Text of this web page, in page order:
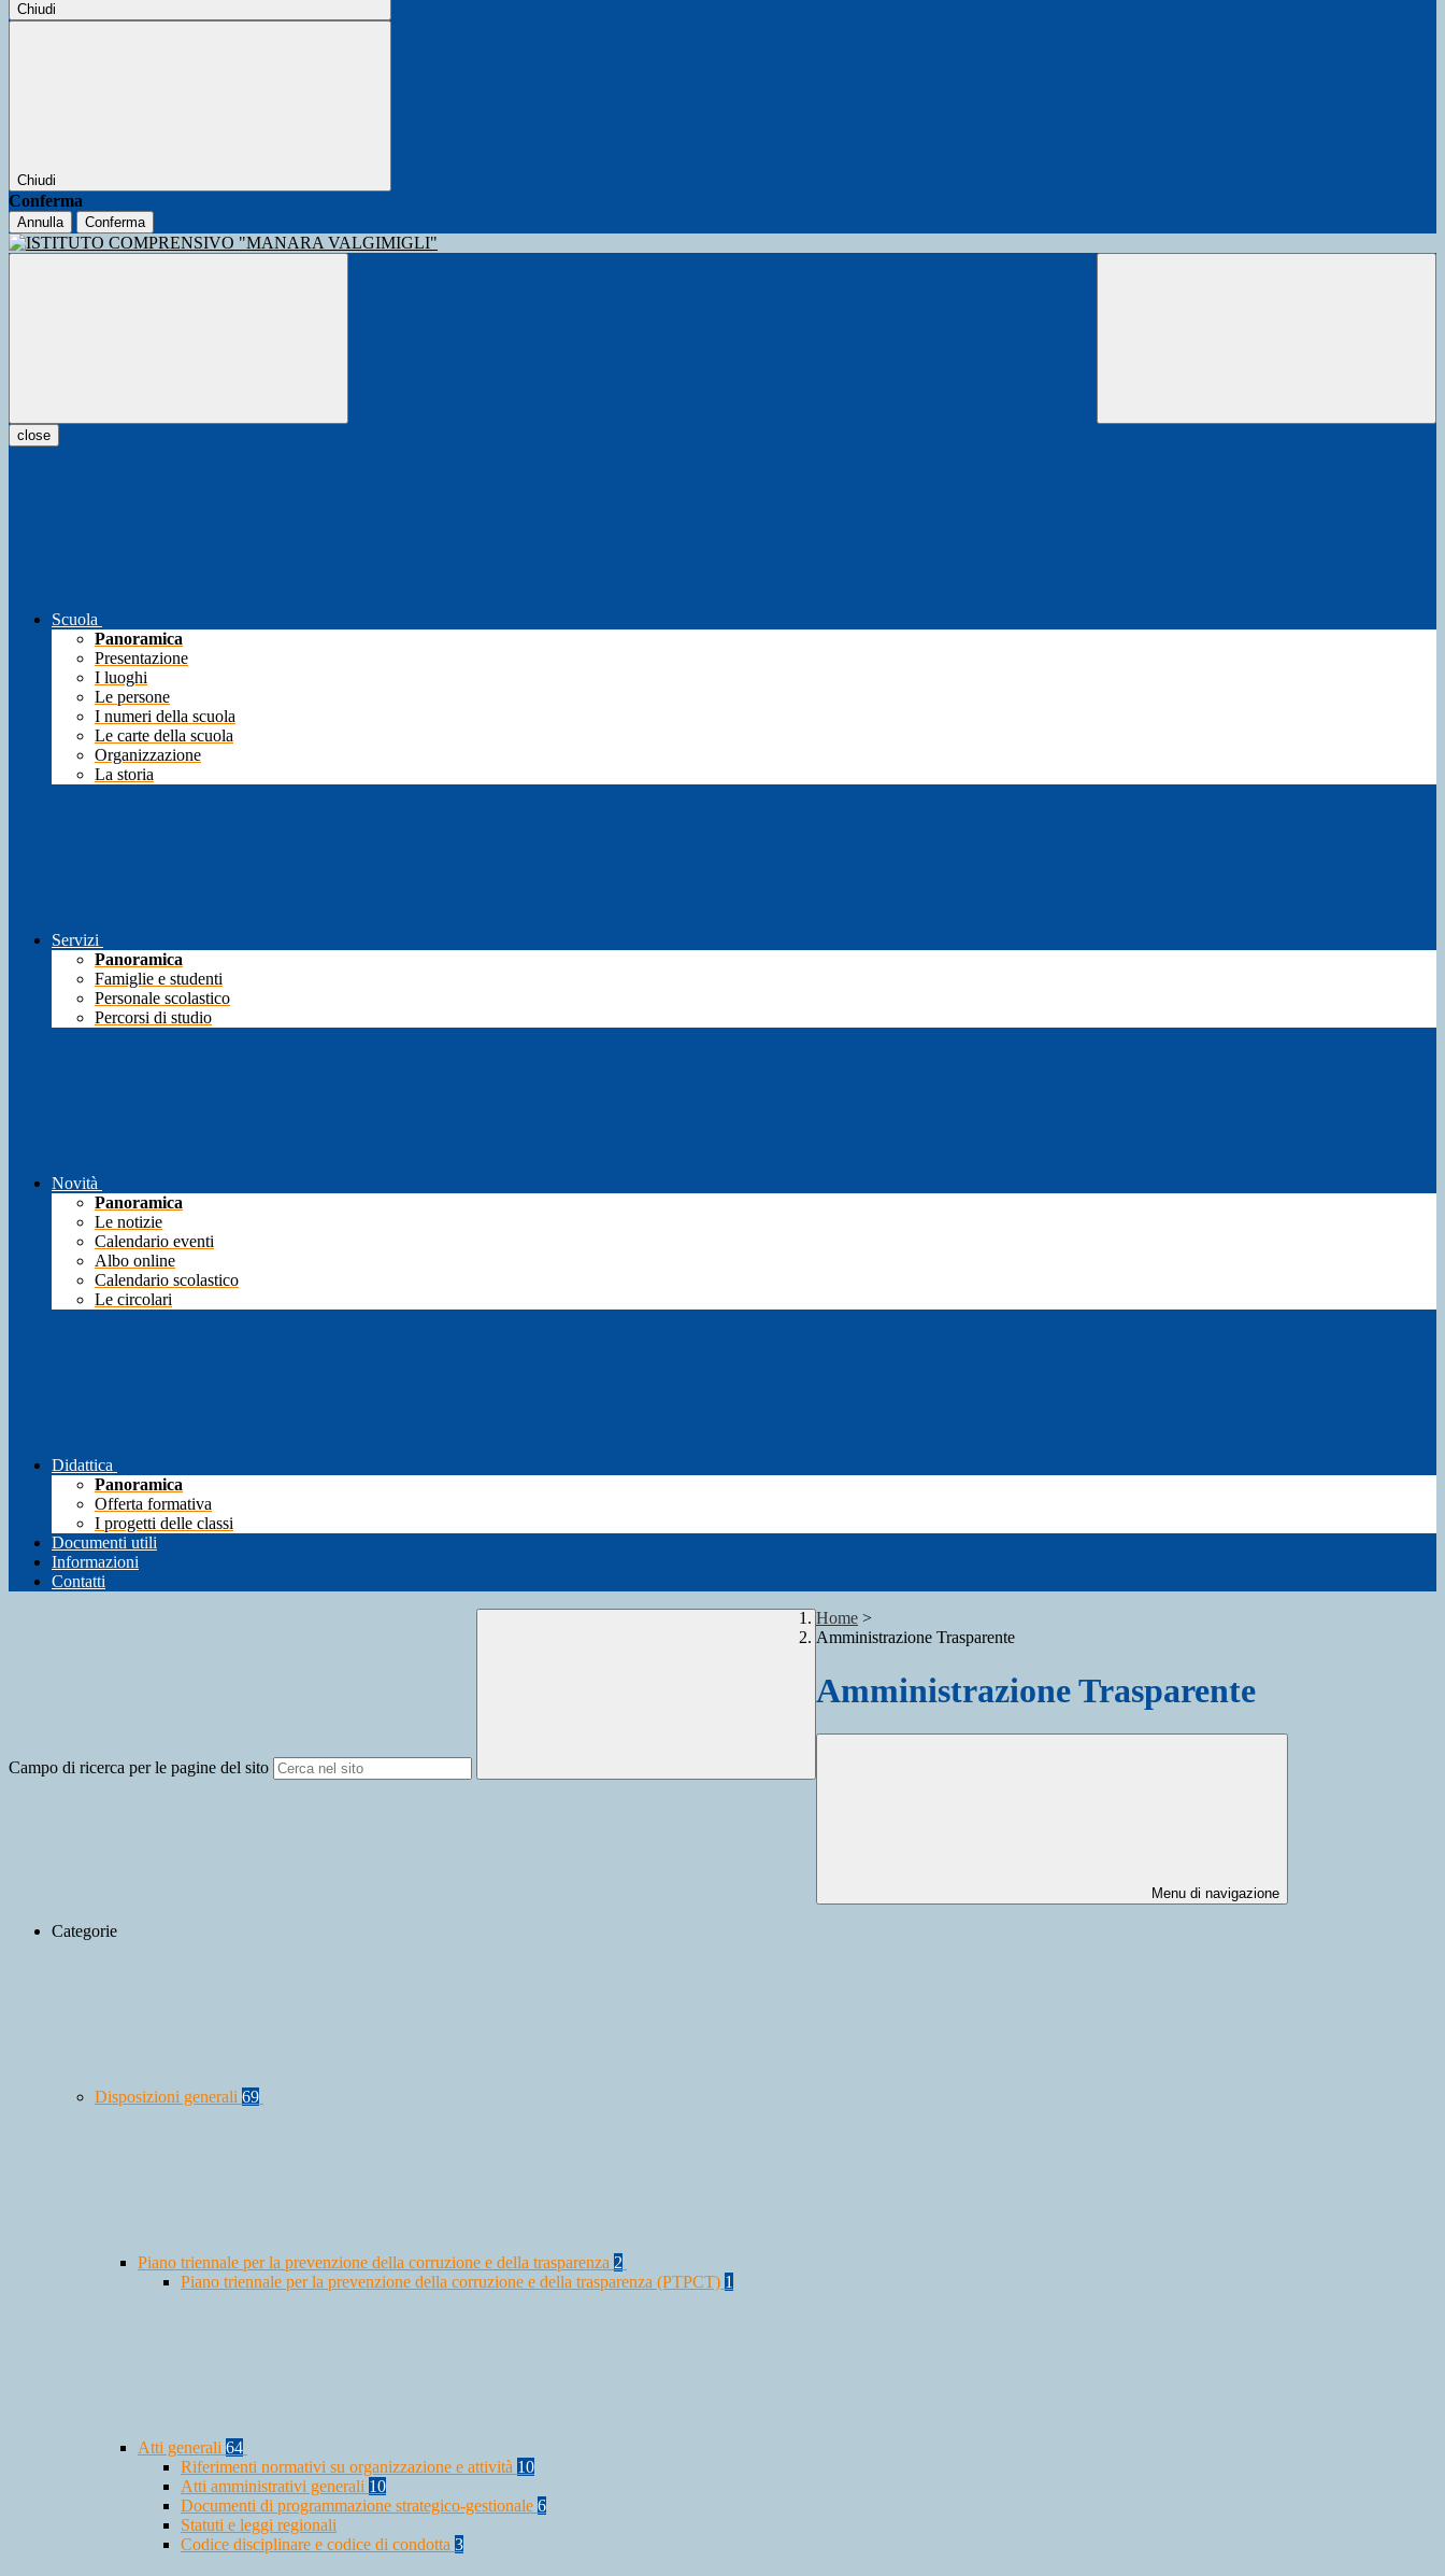
Chiudi
Chiudi
Conferma
Annulla Conferma
close
Scuola
Panoramica
Presentazione
I luoghi
Le persone
I numeri della scuola
Le carte della scuola
Organizzazione
La storia
Servizi
Panoramica
Famiglie e studenti
Personale scolastico
Percorsi di studio
Novità
Panoramica
Le notizie
Calendario eventi
Albo online
Calendario scolastico
Le circolari
Didattica
Panoramica
Offerta formativa
I progetti delle classi
Documenti utili
Informazioni
Contatti
Campo di ricerca per le pagine del sito
Home >
Amministrazione Trasparente
Amministrazione Trasparente
Menu di navigazione
Categorie
Disposizioni generali 69
Piano triennale per la prevenzione della corruzione e della trasparenza 2
Piano triennale per la prevenzione della corruzione e della trasparenza (PTPCT) 1
Atti generali 64
Riferimenti normativi su organizzazione e attività 10
Atti amministrativi generali 10
Documenti di programmazione strategico-gestionale 6
Statuti e leggi regionali
Codice disciplinare e codice di condotta 3